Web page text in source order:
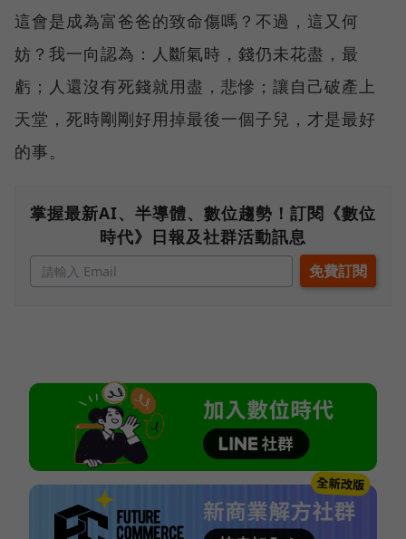
這會是成為富爸爸的致命傷嗎？不過，這又何
妨？我一向認為：人斷氣時，錢仍未花盡，最
虧；人還沒有死錢就用盡，悲慘；讓自己破產上
天堂，死時剛剛好用掉最後一個子兒，才是最好
的事。
掌握最新AI、半導體、數位趨勢！訂閱《數位
時代》日報及社群活動訊息